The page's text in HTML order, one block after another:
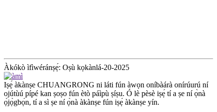
Àkókò ìfìwéránṣẹ́: Oṣù kọkànlá-20-2025
Iṣẹ́ àkànṣe CHUANGRONG ni láti fún àwọn oníbàárà onírúurú ní
ojútùú pípé kan ṣoṣo fún ètò páìpù ṣíṣu. Ó lè pèsè iṣẹ́ tí a ṣe ní ọ̀nà
ọ̀jọ̀gbọ́n, tí a sì ṣe ní ọ̀nà àkànṣe fún iṣẹ́ àkànṣe yín.